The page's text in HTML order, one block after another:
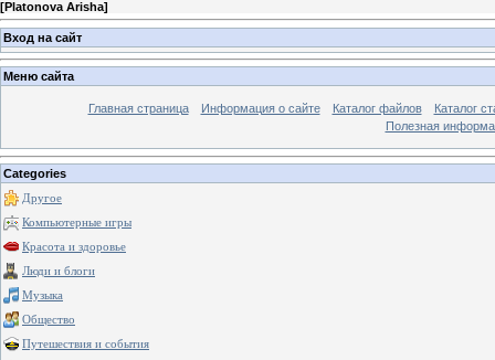
[Platonova Arisha]
Вход на сайт
Меню сайта
Главная страница Информация о сайте Каталог файлов
Каталог
Полезная
Categories
Другое
Компьютерные игры
Красота и здоровье
Люди и блоги
Музыка
Общество
Путешествия и события